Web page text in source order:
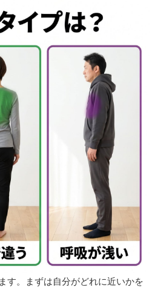
す。まずは自分がどれに近いかを